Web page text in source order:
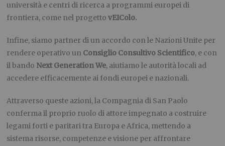
università e centri di ricerca a programmi europei di
frontiera, come nel progettovEIColo.
Infine, siamo partner di un accordo con le Nazioni Unite per
rendere operativo un Consiglio Consultivo Scientifico, e con
il bando Next Generation We, aiutiamo le autorità locali ad
accedere efficacemente ai fondi europei e nazionali.
Attraverso queste azioni, la Compagnia di San Paolo
conferma il proprio ruolo di attore impegnato a costruire
legami forti e paritari tra Europa e Africa, mettendo a
sistema risorse, competenze e visione per affrontare